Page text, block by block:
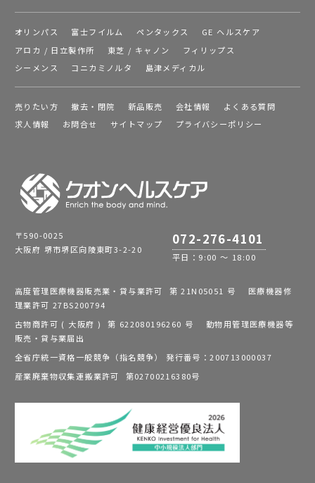
オリンパス 富士フイルム ペンタックス
GE ヘルスケア
アロカ / 日立製作所
東芝 / キャノン
フィリップス
シーメンス
コニカミノルタ 島津メディカル
売りたい方 撤去・閉院 新品販売 会社情報
よくある質問
求人情報
お問合せ サイトマップ プライバシーポリシー
〒590-0025
大阪府 堺市堺区向陵東町3-2-20
072-276-4101
平日：9:00 ～ 18:00
高度管理医療機器販売業・貸与業許可 第 21N05051 号 医療機器修
理業許可 27BS200794
古物商許可 ( 大阪府 ) 第 622080196260 号 動物用管理医療機器等
販売・貸与業届出
全省庁統一資格一般競争（指名競争） 発行番号：200713000037
産業廃棄物収集運搬業許可 第02700216380号